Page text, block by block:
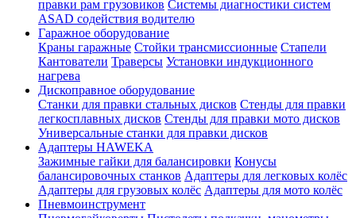
правки рам грузовиков Системы диагностики систем
ASAD содействия водителю
Гаражное оборудование
Краны гаражные Стойки трансмиссионные Стапели
Кантователи Траверсы Установки индукционного
нагрева
Дископравное оборудование
Станки для правки стальных дисков Стенды для правки
легкосплавных дисков Стенды для правки мото дисков
Универсальные станки для правки дисков
Адаптеры HAWEKA
Зажимные гайки для балансировки Конусы
балансировочных станков Адаптеры для легковых колёс
Адаптеры для грузовых колёс Адаптеры для мото колёс
Пневмоинструмент